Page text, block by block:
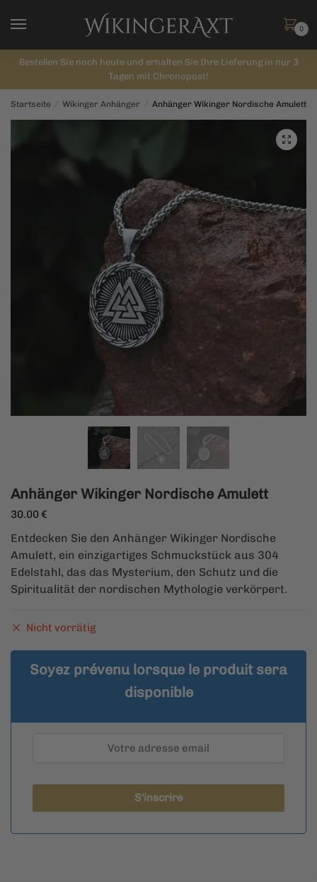
0
Bestellen Sie noch heute und erhalten Sie Ihre Lieferung in nur 3
Tagen mit Chronopost!
Startseite / Wikinger Anhänger / Anhänger Wikinger Nordische Amulett
Anhänger Wikinger Nordische Amulett
30.00 €
Entdecken Sie den Anhänger Wikinger Nordische
Amulett, ein einzigartiges Schmuckstück aus 304
Edelstahl, das das Mysterium, den Schutz und die
Spiritualität der nordischen Mythologie verkörpert.
Nicht vorrätig
Soyez prévenu lorsque le produit sera
disponible